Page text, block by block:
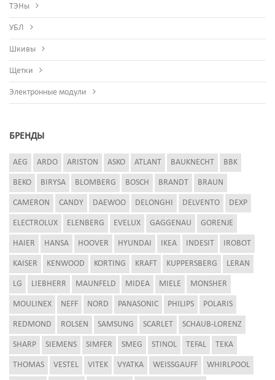
ТЭНы
УБЛ
Шкивы
Щетки
Электронные модули
БРЕНДЫ
AEG ARDO ARISTON ASKO ATLANT BAUKNECHT BBK
BEKO BIRYSA BLOMBERG BOSCH BRANDT BRAUN
CAMERON CANDY DAEWOO DELONGHI DELVENTO DEXP
ELECTROLUX ELENBERG EVELUX GAGGENAU GORENJE
HAIER HANSA HOOVER HYUNDAI IKEA INDESIT IROBOT
KAISER KENWOOD KORTING KRAFT KUPPERSBERG LERAN
LG LIEBHERR MAUNFELD MIDEA MIELE MONSHER
MOULINEX NEFF NORD PANASONIC PHILIPS POLARIS
REDMOND ROLSEN SAMSUNG SCARLET SCHAUB-LORENZ
SHARP SIEMENS SIMFER SMEG STINOL TEFAL TEKA
THOMAS VESTEL VITEK VYATKA WEISSGAUFF WHIRLPOOL